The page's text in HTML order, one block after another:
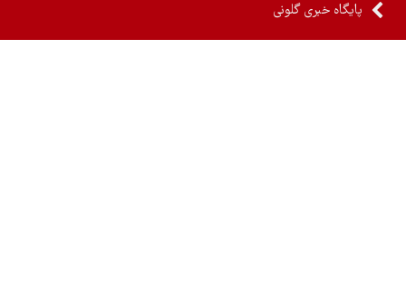
پایگاه خبری گلونی